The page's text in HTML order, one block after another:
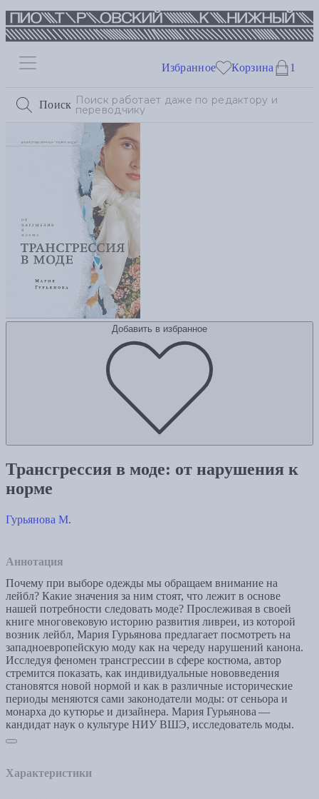
Поиск
Избранное Корзина 1
Добавить в избранное
Трансгрессия в моде: от нарушения к
норме
Гурьянова М.
Аннотация
Почему при выборе одежды мы обращаем внимание на
лейбл? Какие значения за ним стоят, что лежит в основе
нашей потребности следовать моде? Прослеживая в своей
книге многовековую историю развития ливреи, из которой
возник лейбл, Мария Гурьянова предлагает посмотреть на
западноевропейскую моду как на череду нарушений канона.
Исследуя феномен трансгрессии в сфере костюма, автор
стремится показать, как индивидуальные нововведения
становятся новой нормой и как в различные исторические
периоды меняются сами законодатели моды: от сеньора и
монарха до кутюрье и дизайнера. Мария Гурьянова —
кандидат наук о культуре НИУ ВШЭ, исследователь моды.
Характеристики